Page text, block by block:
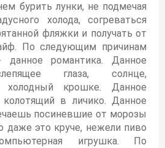
бурить лунки, не подмечая
холода, согреваться
фляжки и получать от
По следующим причинам
романтика. Данное
глаза, солнце,
крошке. Данное
в личико. Данное
посиневшие от морозы
даже это круче, нежели пиво
игрушка. По